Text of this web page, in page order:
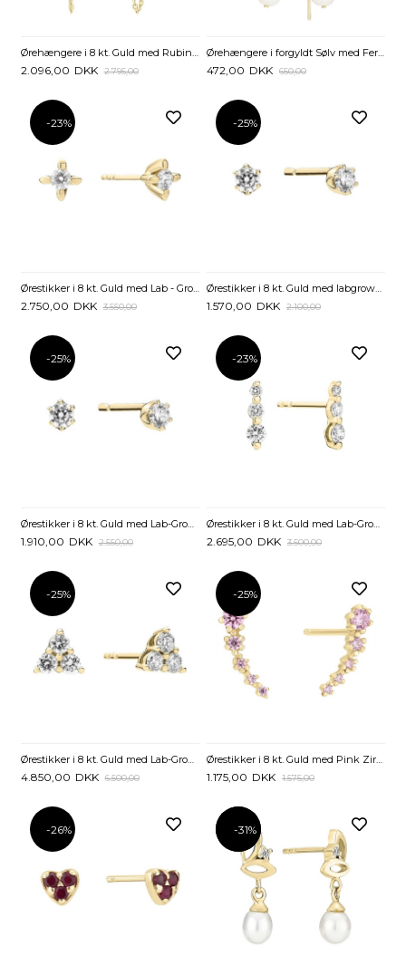
2.096,00 DKK 2.795,00 472,00 DKK 650,00
-23%
Ørestikker i 8 kt. Guld med Lab - Grown Diamanter - 0,20 ct.
2.750,00 DKK 3.550,00
-25%
Ørestikker i 8 kt. Guld med labgrown Diamanter - 0,14 ct.
1.570,00 DKK 2.100,00
-25%
Ørestikker i 8 kt. Guld med Lab-Grown Diamanter - 0,20 ct.
1.910,00 DKK 2.550,00
-23%
Ørestikker i 8 kt. Guld med Lab-Grown Diamanter - 0,24 ct.
2.695,00 DKK 3.500,00
-25%
Ørestikker i 8 kt. Guld med Lab-Grown Diamanter – 0,42 ct.
4.850,00 DKK 6.500,00
-25%
Ørestikker i 8 kt. Guld med Pink Zirkonia
1.175,00 DKK 1.575,00
-26% -31%
-31%